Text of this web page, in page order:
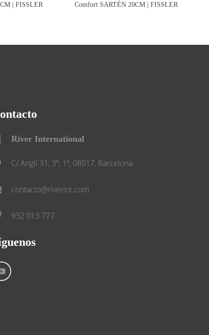
| FISSLER
Comfort SARTÉN 20CM | FISSLER
River International
C/ Anglí 31, 3º, 1ª, 08017, Barcelona
contacto@riverint.com
932 013 777